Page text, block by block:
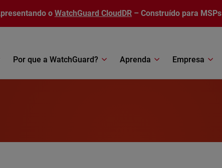
o WatchGuard CloudDR – Construído para MSPs
Por que a WatchGuard? Aprenda Empresa